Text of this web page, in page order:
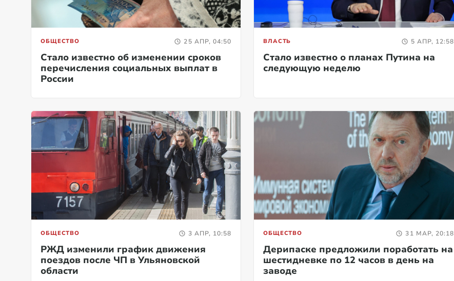
ОБЩЕСТВО 25 АПР, 04:50
Стало известно об изменении сроков
перечисления социальных выплат в
России
ВЛАСТЬ 5 АПР, 12:58
Стало известно о планах Путина на
следующую неделю
ОБЩЕСТВО 3 АПР, 10:58
РЖД изменили график движения
поездов после ЧП в Ульяновской
области
ОБЩЕСТВО 31 МАР, 20:18
Дерипаске предложили поработать на
шестидневке по 12 часов в день на
заводе